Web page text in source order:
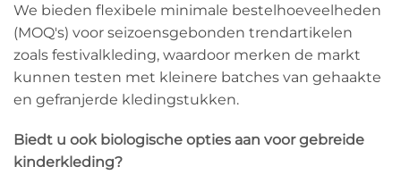
We bieden flexibele minimale bestelhoeveelheden
(MOQ's) voor seizoensgebonden trendartikelen
zoals festivalkleding, waardoor merken de markt
kunnen testen met kleinere batches van gehaakte
en gefranjerde kledingstukken.
Biedt u ook biologische opties aan voor gebreide
kinderkleding?